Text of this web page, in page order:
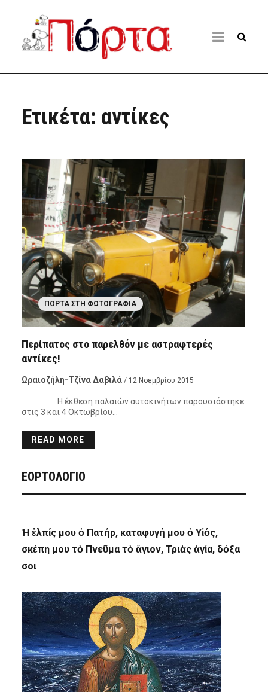
Ετικέτα: αντίκες
ΠΌΡΤΑ ΣΤΗ ΦΩΤΟΓΡΑΦΊΑ
Περίπατος στο παρελθόν με αστραφτερές
αντίκες!
Ωραιοζήλη-Τζίνα Δαβιλά / 12 Νοεμβρίου 2015
Η έκθεση παλαιών αυτοκινήτων παρουσιάστηκε
στις 3 και 4 Οκτωβρίου…
READ MORE
ΕΟΡΤΟΛΟΓΙΟ
Ἡ ἐλπίς μου ὁ Πατήρ, καταφυγή μου ὁ Υἱός,
σκέπη μου τὸ Πνεῦμα τὸ ἅγιον, Τριὰς ἁγία, δόξα
σοι